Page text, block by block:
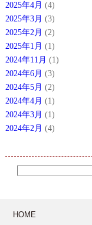
2025年4月 (4)
2025年3月 (3)
2025年2月 (2)
2025年1月 (1)
2024年11月 (1)
2024年6月 (3)
2024年5月 (2)
2024年4月 (1)
2024年3月 (1)
2024年2月 (4)
HOME